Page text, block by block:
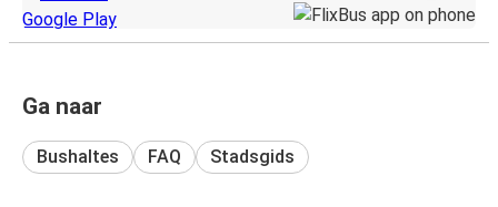
Ga naar
Bushaltes FAQ Stadsgids